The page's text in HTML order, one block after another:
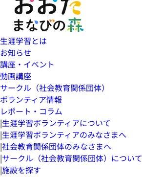
生涯学習とは
お知らせ
講座・イベント
動画講座
サークル（社会教育関係団体）
ボランティア情報
レポート・コラム
|生涯学習ボランティアについて
|生涯学習ボランティアのみなさまへ
|社会教育関係団体のみなさまへ
|サークル（社会教育関係団体）について
|施設を探す